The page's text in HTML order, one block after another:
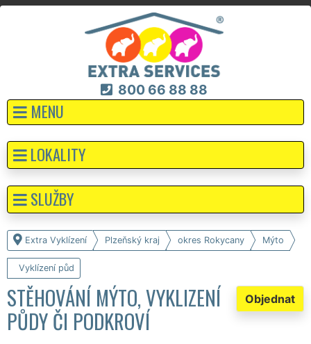
800 66 88 88
MENU
Extra Vyklízení Plzeňský kraj okres Rokycany Mýto
Vyklízení půd
Objednat
STĚHOVÁNÍ MÝTO, VYKLIZENÍ
PŮDY ČI PODKROVÍ
LOKALITY
SLUŽBY